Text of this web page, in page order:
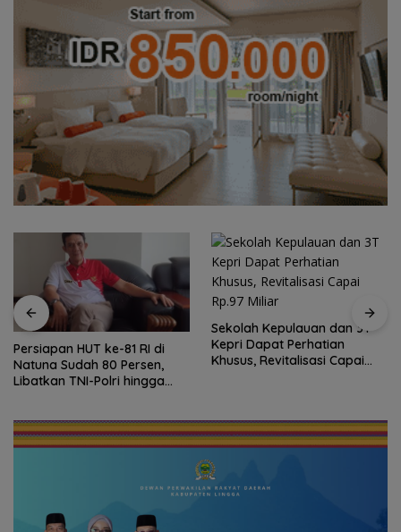
Persiapan HUT ke-81 RI di
Natuna Sudah 80 Persen,
Libatkan TNI-Polri hingga
Sekolah Kepulauan dan 3T
Kepri Dapat Perhatian
Khusus, Revitalisasi Capai